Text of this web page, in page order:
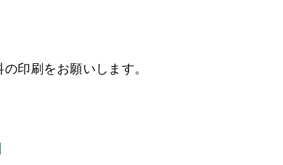
印刷をお願いします。